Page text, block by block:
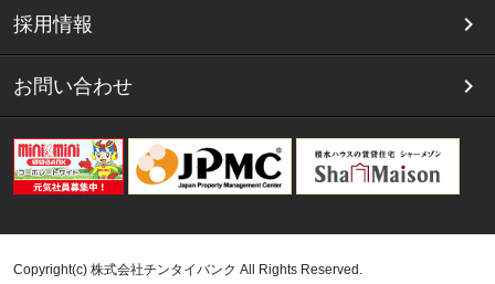
採用情報
お問い合わせ
Copyright(c) 株式会社チンタイバンク All Rights Reserved.